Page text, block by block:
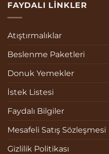
FAYDALI LINKLER
Atıştırmalıklar
Beslenme Paketleri
Donuk Yemekler
İstek Listesi
Faydalı Bilgiler
Mesafeli Satış Sözleşmesi
Gizlilik Politikası